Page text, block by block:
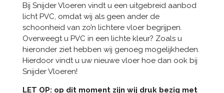
Bij Snijder Vloeren vindt u een uitgebreid aanbod
licht PVC, omdat wij als geen ander de
schoonheid van zo’n lichtere vloer begrijpen.
Overweegt u PVC in een lichte kleur? Zoals u
hieronder ziet hebben wij genoeg mogelijkheden.
Hierdoor vindt u uw nieuwe vloer hoe dan ook bij
Snijder Vloeren!
LET OP: op dit moment zijn wij druk bezig met